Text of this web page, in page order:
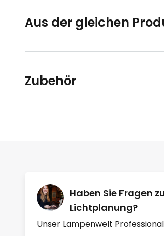
Aus der gleichen
Zubehör
Haben Sie Fragen
Lichtplanung?
Unser Lampenwelt